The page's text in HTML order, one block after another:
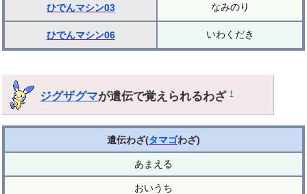
ひでんマシン03 なみのり
ひでんマシン06 いわくだき
ジグザグマが遺伝で覚えられるわざ†
遺伝わざ(タマゴわざ)
あまえる
おいうち